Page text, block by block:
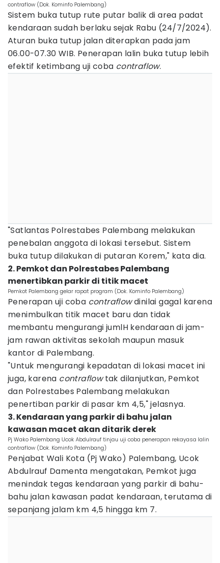
contraflow (Dok. Kominfo Palembang)
Sistem buka tutup rute putar balik di area padat
kendaraan sudah berlaku sejak Rabu (24/7/2024).
Aturan buka tutup jalan diterapkan pada jam
06.00-07.30 WIB. Penerapan lalin buka tutup lebih
efektif ketimbang uji coba contraflow.
"Satlantas Polrestabes Palembang melakukan
penebalan anggota di lokasi tersebut. Sistem
buka tutup dilakukan di putaran Korem," kata dia.
2. Pemkot dan Polrestabes Palembang
menertibkan parkir di titik macet
Pemkot Palembang gelar rapat program (Dok. Kominfo Palembang)
Penerapan uji coba contraflowdinilai gagal karena
menimbulkan titik macet baru dan tidak
membantu mengurangi jumlH kendaraan di jam-
jam rawan aktivitas sekolah maupun masuk
kantor di Palembang.
"Untuk mengurangi kepadatan di lokasi macet ini
juga, karena contraflowtak dilanjutkan, Pemkot
dan Polrestabes Palembang melakukan
penertiban parkir di pasar km 4,5," jelasnya.
3. Kendaraan yang parkir di bahu jalan
kawasan macet akan ditarik derek
Pj Wako Palembang Ucok Abdulrauf tinjau uji coba penerapan rekayasa lalin
contraflow (Dok. Kominfo Palembang)
Penjabat Wali Kota (Pj Wako) Palembang, Ucok
Abdulrauf Damenta mengatakan, Pemkot juga
menindak tegas kendaraan yang parkir di bahu-
bahu jalan kawasan padat kendaraan, terutama di
sepanjang jalam km 4,5 hingga km 7.